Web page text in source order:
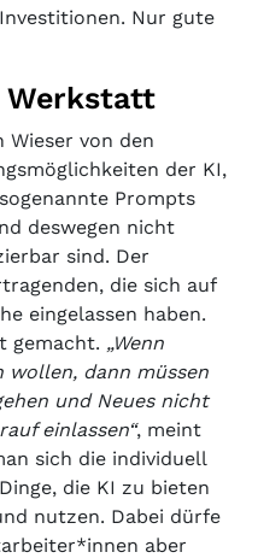
Nur gute
Werkstatt
Wieser von den
der KI,
Prompts
deswegen nicht
sind. Der
die sich auf
eingelassen haben.
gemacht. „Wenn
wollen, dann müssen
und Neues nicht
einlassen“, meint
sich die individuell
die KI zu bieten
nutzen. Dabei dürfe
aber